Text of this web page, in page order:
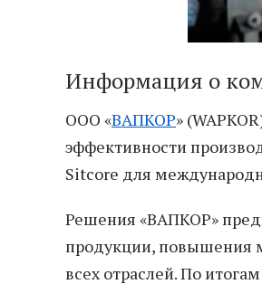
Информация о
ООО «ВАПКОР»
эффективности
Sitcore для
Решения «ВАПКОР»
продукции, повышения
всех отраслей. По